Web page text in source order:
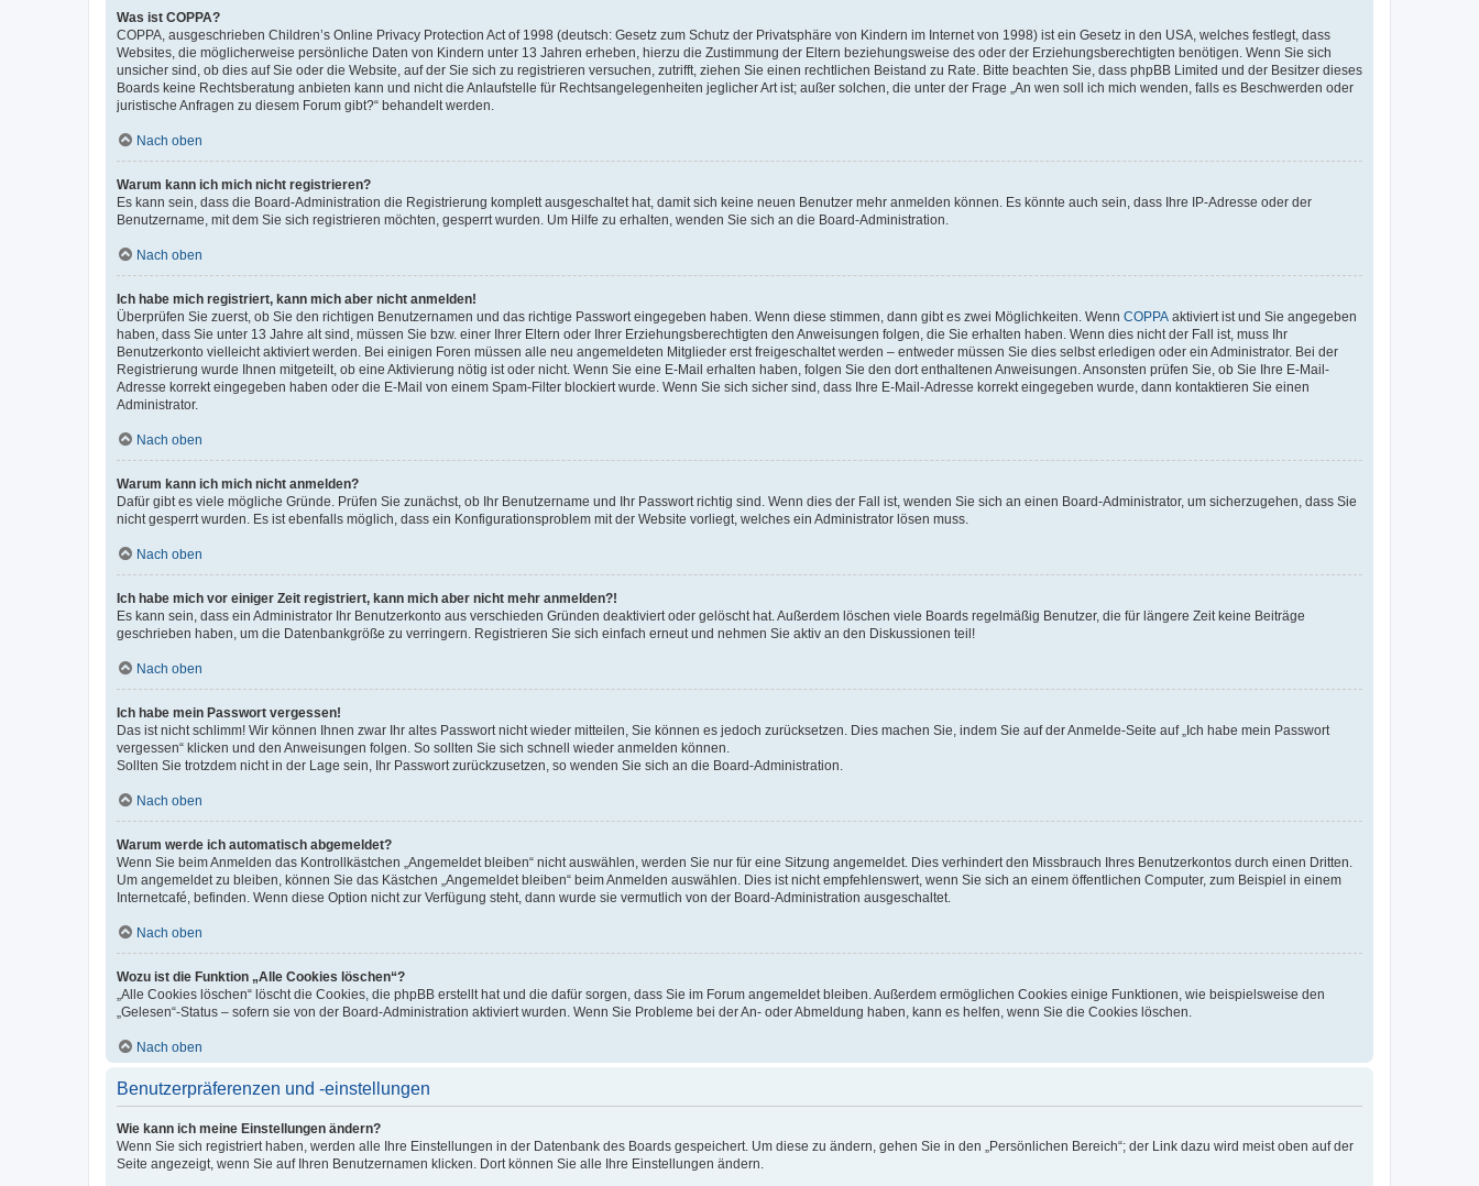
Was ist COPPA?
COPPA, ausgeschrieben Children’s Online Privacy Protection Act of 1998 (deutsch: Gesetz zum Schutz der Privatsphäre von Kindern im Internet von 1998) ist ein Gesetz in den USA, welches festlegt, dass
Websites, die möglicherweise persönliche Daten von Kindern unter 13 Jahren erheben, hierzu die Zustimmung der Eltern beziehungsweise des oder der Erziehungsberechtigten benötigen. Wenn Sie sich
unsicher sind, ob dies auf Sie oder die Website, auf der Sie sich zu registrieren versuchen, zutrifft, ziehen Sie einen rechtlichen Beistand zu Rate. Bitte beachten Sie, dass phpBB Limited und der Besitzer dieses
Boards keine Rechtsberatung anbieten kann und nicht die Anlaufstelle für Rechtsangelegenheiten jeglicher Art ist; außer solchen, die unter der Frage „An wen soll ich mich wenden, falls es Beschwerden oder
juristische Anfragen zu diesem Forum gibt?“ behandelt werden.
Nach oben
Warum kann ich mich nicht registrieren?
Es kann sein, dass die Board-Administration die Registrierung komplett ausgeschaltet hat, damit sich keine neuen Benutzer mehr anmelden können. Es könnte auch sein, dass Ihre IP-Adresse oder der
Benutzername, mit dem Sie sich registrieren möchten, gesperrt wurden. Um Hilfe zu erhalten, wenden Sie sich an die Board-Administration.
Nach oben
Ich habe mich registriert, kann mich aber nicht anmelden!
Überprüfen Sie zuerst, ob Sie den richtigen Benutzernamen und das richtige Passwort eingegeben haben. Wenn diese stimmen, dann gibt es zwei Möglichkeiten. Wenn COPPA aktiviert ist und Sie angegeben
haben, dass Sie unter 13 Jahre alt sind, müssen Sie bzw. einer Ihrer Eltern oder Ihrer Erziehungsberechtigten den Anweisungen folgen, die Sie erhalten haben. Wenn dies nicht der Fall ist, muss Ihr
Benutzerkonto vielleicht aktiviert werden. Bei einigen Foren müssen alle neu angemeldeten Mitglieder erst freigeschaltet werden – entweder müssen Sie dies selbst erledigen oder ein Administrator. Bei der
Registrierung wurde Ihnen mitgeteilt, ob eine Aktivierung nötig ist oder nicht. Wenn Sie eine E-Mail erhalten haben, folgen Sie den dort enthaltenen Anweisungen. Ansonsten prüfen Sie, ob Sie Ihre E-Mail-
Adresse korrekt eingegeben haben oder die E-Mail von einem Spam-Filter blockiert wurde. Wenn Sie sich sicher sind, dass Ihre E-Mail-Adresse korrekt eingegeben wurde, dann kontaktieren Sie einen
Administrator.
Nach oben
Warum kann ich mich nicht anmelden?
Dafür gibt es viele mögliche Gründe. Prüfen Sie zunächst, ob Ihr Benutzername und Ihr Passwort richtig sind. Wenn dies der Fall ist, wenden Sie sich an einen Board-Administrator, um sicherzugehen, dass Sie
nicht gesperrt wurden. Es ist ebenfalls möglich, dass ein Konfigurationsproblem mit der Website vorliegt, welches ein Administrator lösen muss.
Nach oben
Ich habe mich vor einiger Zeit registriert, kann mich aber nicht mehr anmelden?!
Es kann sein, dass ein Administrator Ihr Benutzerkonto aus verschieden Gründen deaktiviert oder gelöscht hat. Außerdem löschen viele Boards regelmäßig Benutzer, die für längere Zeit keine Beiträge
geschrieben haben, um die Datenbankgröße zu verringern. Registrieren Sie sich einfach erneut und nehmen Sie aktiv an den Diskussionen teil!
Nach oben
Ich habe mein Passwort vergessen!
Das ist nicht schlimm! Wir können Ihnen zwar Ihr altes Passwort nicht wieder mitteilen, Sie können es jedoch zurücksetzen. Dies machen Sie, indem Sie auf der Anmelde-Seite auf „Ich habe mein Passwort
vergessen“ klicken und den Anweisungen folgen. So sollten Sie sich schnell wieder anmelden können.
Sollten Sie trotzdem nicht in der Lage sein, Ihr Passwort zurückzusetzen, so wenden Sie sich an die Board-Administration.
Nach oben
Warum werde ich automatisch abgemeldet?
Wenn Sie beim Anmelden das Kontrollkästchen „Angemeldet bleiben“ nicht auswählen, werden Sie nur für eine Sitzung angemeldet. Dies verhindert den Missbrauch Ihres Benutzerkontos durch einen Dritten.
Um angemeldet zu bleiben, können Sie das Kästchen „Angemeldet bleiben“ beim Anmelden auswählen. Dies ist nicht empfehlenswert, wenn Sie sich an einem öffentlichen Computer, zum Beispiel in einem
Internetcafé, befinden. Wenn diese Option nicht zur Verfügung steht, dann wurde sie vermutlich von der Board-Administration ausgeschaltet.
Nach oben
Wozu ist die Funktion „Alle Cookies löschen“?
„Alle Cookies löschen“ löscht die Cookies, die phpBB erstellt hat und die dafür sorgen, dass Sie im Forum angemeldet bleiben. Außerdem ermöglichen Cookies einige Funktionen, wie beispielsweise den
„Gelesen“-Status – sofern sie von der Board-Administration aktiviert wurden. Wenn Sie Probleme bei der An- oder Abmeldung haben, kann es helfen, wenn Sie die Cookies löschen.
Nach oben
Benutzerpräferenzen und -einstellungen
Wie kann ich meine Einstellungen ändern?
Wenn Sie sich registriert haben, werden alle Ihre Einstellungen in der Datenbank des Boards gespeichert. Um diese zu ändern, gehen Sie in den „Persönlichen Bereich“; der Link dazu wird meist oben auf der
Seite angezeigt, wenn Sie auf Ihren Benutzernamen klicken. Dort können Sie alle Ihre Einstellungen ändern.